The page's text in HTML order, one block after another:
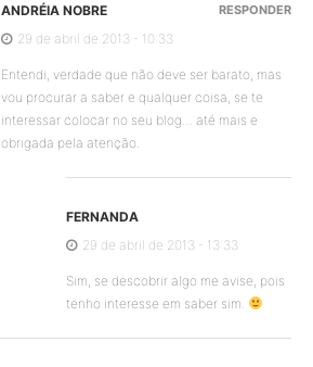
ANDRÉIA NOBRE
29 de abril de 2013 - 10:33
Entendi, verdade que não deve ser barato, mas
vou procurar a saber e qualquer coisa, se te
interessar colocar no seu blog… até mais e
obrigada pela atenção.
RESPONDER
FERNANDA
29 de abril de 2013 - 13:33
Sim, se descobrir algo me avise, pois
tenho interesse em saber sim.